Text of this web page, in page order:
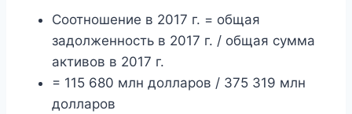
Соотношение в 2017 г. = общая
задолженность в 2017 г. / общая сумма
активов в 2017 г.
= 115 680 млн долларов / 375 319 млн
долларов